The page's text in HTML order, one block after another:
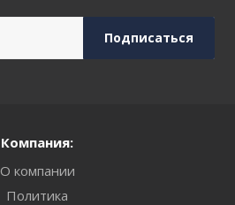
Компания:
О компании
Политика